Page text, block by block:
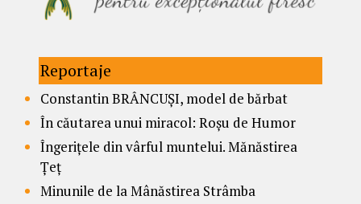
Reportaje
Constantin BRÂNCUȘI, model de bărbat
În căutarea unui miracol: Roșu de Humor
Îngerițele din vârful muntelui. Mănăstirea
Țeț
Minunile de la Mânăstirea Strâmba